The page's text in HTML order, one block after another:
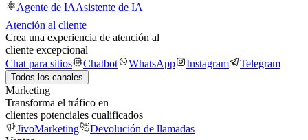
Agente de IAAsistente de IA
Atención al cliente
Crea una experiencia de atención al
cliente excepcional
Chat para sitios
Chatbot WhatsApp Instagram Telegram
Todos los canales
Marketing
Transforma el tráfico en
clientes potenciales cualificados
JivoMarketing
Devolución de llamadas